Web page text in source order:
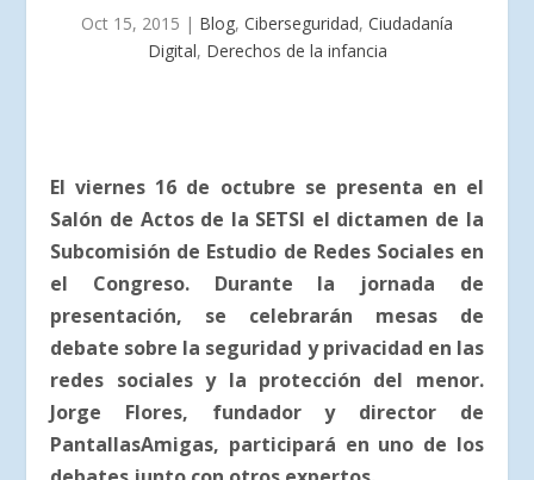
Oct 15, 2015 | Blog, Ciberseguridad, Ciudadanía
Digital, Derechos de la infancia
El viernes 16 de octubre se presenta en el
Salón de Actos de la SETSI el dictamen de la
Subcomisión de Estudio de Redes Sociales en
el Congreso. Durante la jornada de
presentación, se celebrarán mesas de
debate sobre la seguridad y privacidad en las
redes sociales y la protección del menor.
Jorge Flores, fundador y director de
PantallasAmigas, participará en uno de los